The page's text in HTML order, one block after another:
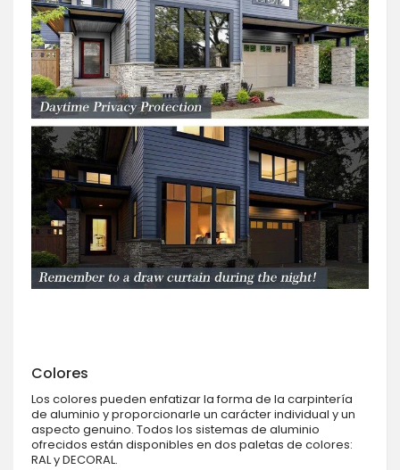
Colores
Los colores pueden enfatizar la forma de la carpintería
de aluminio y proporcionarle un carácter individual y un
aspecto genuino. Todos los sistemas de aluminio
ofrecidos están disponibles en dos paletas de colores:
RAL y DECORAL.